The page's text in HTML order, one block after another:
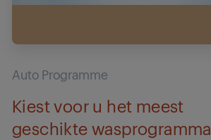
Auto Programme
Kiest voor u het meest
geschikte wasprogramma